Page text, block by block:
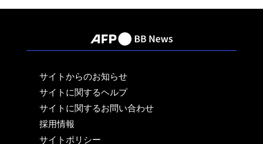
サイトからのお知らせ
サイトに関するヘルプ
サイトに関するお問い合わせ
採用情報
サイトポリシー